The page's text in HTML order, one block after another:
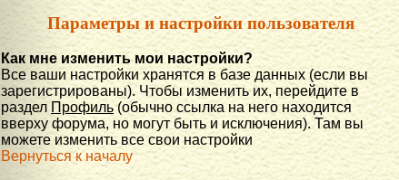
Параметры и настройки пользователя
Как мне изменить мои настройки?
Все ваши настройки хранятся в базе данных (если вы
зарегистрированы). Чтобы изменить их, перейдите в
раздел Профиль(обычно ссылка на него находится
вверху форума, но могут быть и исключения). Там вы
можете изменить все свои настройки
Вернуться к началу